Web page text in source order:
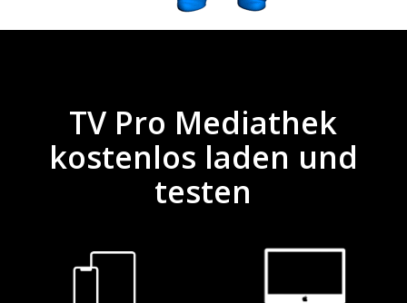
TV Pro Mediathek
kostenlos laden und
testen